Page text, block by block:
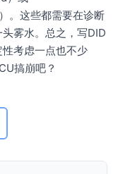
。这些都需要在诊断
雾水。总之，写DID
考虑一点也不少
搞崩吧？